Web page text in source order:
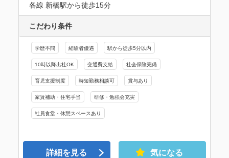
各線 新橋駅から徒歩15分
こだわり条件
学歴不問 経験者優遇 駅から徒歩5分以内
10時以降出社OK 交通費支給 社会保険完備
育児支援制度 時短勤務相談可 賞与あり
家賃補助・住宅手当 研修・勉強会充実
社員食堂・休憩スペースあり
詳細を見る 気になる